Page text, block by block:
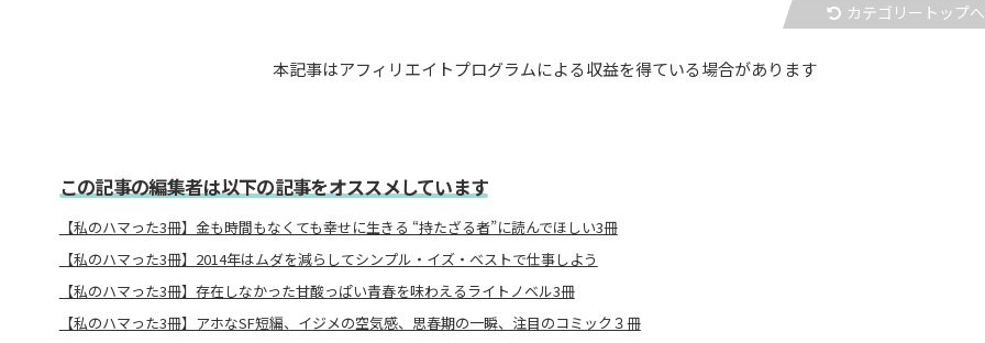
カテゴリートップへ
本記事はアフィリエイトプログラムによる収益を得ている場合があります
この記事の編集者は以下の記事をオススメしています
【私のハマった3冊】金も時間もなくても幸せに生きる “持たざる者”に読んでほしい3冊
【私のハマった3冊】2014年はムダを減らしてシンプル・イズ・ベストで仕事しよう
【私のハマった3冊】存在しなかった甘酸っぱい青春を味わえるライトノベル3冊
【私のハマった3冊】アホなSF短編、イジメの空気感、思春期の一瞬、注目のコミック３冊